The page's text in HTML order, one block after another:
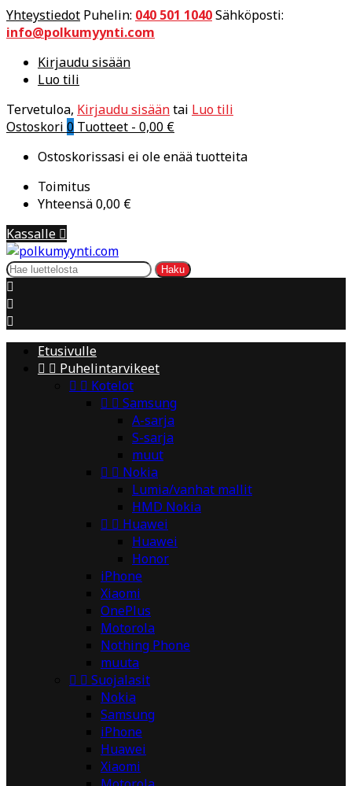
Yhteystiedot Puhelin: 040 501 1040Sähköposti:
info@polkumyynti.com
Kirjaudu sisään
Luo tili
Tervetuloa, Kirjaudu sisääntai Luo tili
Ostoskori 0 Tuotteet - 0,00 €
Ostoskorissasi ei ole enää tuotteita
Toimitus
Yhteensä0,00 €
Kassalle 
Haku



Etusivulle
  Puhelintarvikeet
  Kotelot
  Samsung
A-sarja
S-sarja
muut
  Nokia
Lumia/vanhat mallit
HMD Nokia
  Huawei
Huawei
Honor
iPhone
Xiaomi
OnePlus
Motorola
Nothing Phone
muuta
  Suojalasit
Nokia
Samsung
iPhone
Huawei
Xiaomi